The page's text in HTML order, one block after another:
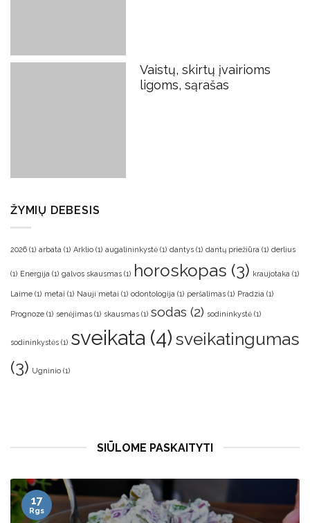
Vaistų, skirtų įvairioms
ligoms, sąrašas
ŽYMIŲ DEBESIS
2026 (1) arbata (1) Arklio (1) augalininkystė (1) dantys (1) dantų priežiūra (1) derlius
(1) Energija (1) galvos skausmas (1) horoskopas (3) kraujotaka (1)
Laime (1) metai (1) Nauji metai (1) odontologija (1) peršalimas (1) Pradzia (1)
Prognoze (1) senėjimas (1) skausmas (1) sodas (2) sodininkystė (1)
sodininkystės (1) sveikata (4) sveikatingumas
(3) Ugninio (1)
SIŪLOME PASKAITYTI
14
Kov